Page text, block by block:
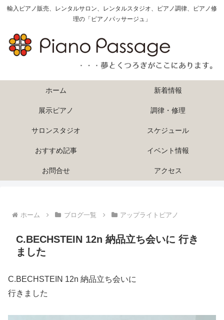
輸入ピアノ販売、レンタルサロン、レンタルスタジオ、ピアノ調律、ピアノ修
理の「ピアノパッサージュ」
ホーム 新着情報
展示ピアノ 調律・修理
サロンスタジオ スケジュール
おすすめ記事 イベント情報
お問合せ アクセス
ホーム ブログ一覧 アップライトピアノ
C.BECHSTEIN 12n 納品立ち会いに 行き
ました
C.BECHSTEIN 12n 納品立ち会いに
行きました